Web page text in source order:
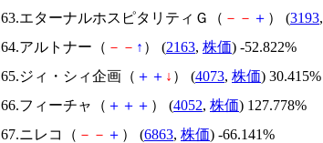
エターナルホスピタリティＧ（ － － ＋ ） (3193,
アルトナー（ － － ↑ ） (2163, 株価) -52.822%
ジィ・シィ企画（ ＋ ＋ ↓ ） (4073, 株価) 30.415%
フィーチャ（ ＋ ＋ ＋ ） (4052, 株価) 127.778%
ニレコ（ － － ＋ ） (6863, 株価) -66.141%